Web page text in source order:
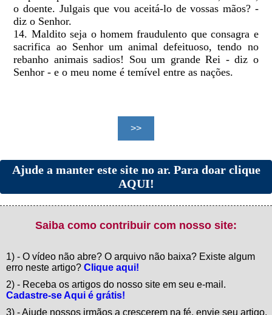
o doente. Julgais que vou aceitá-lo de vossas mãos? -
diz o Senhor.
14. Maldito seja o homem fraudulento que consagra e
sacrifica ao Senhor um animal defeituoso, tendo no
rebanho animais sadios! Sou um grande Rei - diz o
Senhor - e o meu nome é temível entre as nações.
Ajude a manter este site no ar. Para doar clique
AQUI!
Saiba como contribuir com nosso site:
1) - O vídeo não abre? O arquivo não baixa? Existe algum
erro neste artigo? Clique aqui!
2) - Receba os artigos do nosso site em seu e-mail.
Cadastre-se Aqui é grátis!
3) - Ajude nossos irmãos a crescerem na fé, envie seu artigo,